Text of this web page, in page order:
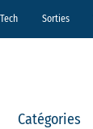
Sorties
Catégories